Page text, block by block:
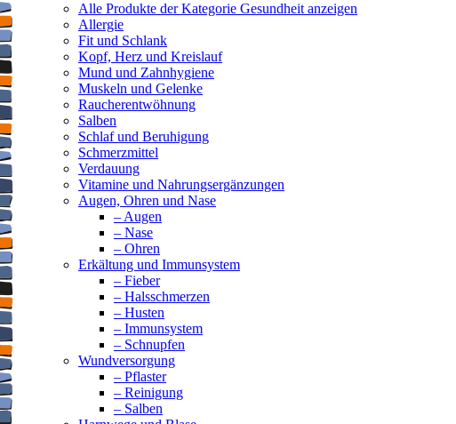
Alle Produkte der Kategorie Gesundheit anzeigen
Allergie
Fit und Schlank
Kopf, Herz und Kreislauf
Mund und Zahnhygiene
Muskeln und Gelenke
Raucherentwöhnung
Salben
Schlaf und Beruhigung
Schmerzmittel
Verdauung
Vitamine und Nahrungsergänzungen
Augen, Ohren und Nase
– Augen
– Nase
– Ohren
Erkältung und Immunsystem
– Fieber
– Halsschmerzen
– Husten
– Immunsystem
– Schnupfen
Wundversorgung
– Pflaster
– Reinigung
– Salben